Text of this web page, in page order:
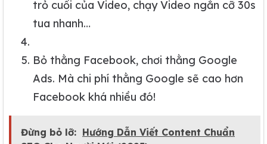
trỏ cuối của Video, chạy Video ngắn cỡ 30s
tua nhanh…
Bỏ thằng Facebook, chơi thằng Google
Ads. Mà chi phí thằng Google sẽ cao hơn
Facebook khá nhiều đó!
Đừng bỏ lỡ: Hướng Dẫn Viết Content Chuẩn